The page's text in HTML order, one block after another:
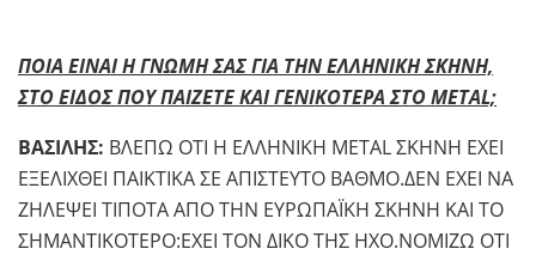
ΠΟΙΑ ΕΙΝΑΙ Η ΓΝΩΜΗ ΣΑΣ ΓΙΑ ΤΗΝ ΕΛΛΗΝΙΚΗ ΣΚΗΝΗ,
ΣΤΟ ΕΙΔΟΣ ΠΟΥ ΠΑΙΖΕΤΕ ΚΑΙ ΓΕΝΙΚΟΤΕΡΑ ΣΤΟMETAL;
ΒΑΣΙΛΗΣ: ΒΛΕΠΩ ΟΤΙ Η ΕΛΛΗΝΙΚΗ METAL ΣΚΗΝΗ ΕΧΕΙ
ΕΞΕΛΙΧΘΕΙ ΠΑΙΚΤΙΚΑ ΣΕ ΑΠΙΣΤΕΥΤΟ ΒΑΘΜΟ.ΔΕΝ ΕΧΕΙ ΝΑ
ΖΗΛΕΨΕΙ ΤΙΠΟΤΑ ΑΠΟ ΤΗΝ ΕΥΡΩΠΑΪΚΗ ΣΚΗΝΗ ΚΑΙ ΤΟ
ΣΗΜΑΝΤΙΚΟΤΕΡΟ:ΕΧΕΙ ΤΟΝ ΔΙΚΟ ΤΗΣ ΗΧΟ.ΝΟΜΙΖΩ ΟΤΙ